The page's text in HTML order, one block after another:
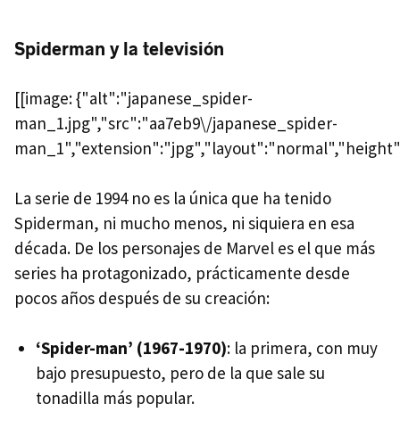
Spiderman y la televisión
[[image: {"alt":"japanese_spider-
man_1.jpg","src":"aa7eb9\/japanese_spider-
La serie de 1994 no es la única que ha tenido
Spiderman, ni mucho menos, ni siquiera en esa
década. De los personajes de Marvel es el que más
series ha protagonizado, prácticamente desde
pocos años después de su creación:
‘Spider-man’ (1967-1970): la primera, con muy
bajo presupuesto, pero de la que sale su
tonadilla más popular.